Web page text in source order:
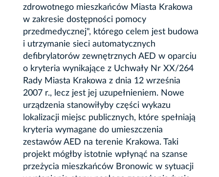
zdrowotnego mieszkańców Miasta Krakowa
w zakresie dostępności pomocy
przedmedycznej", którego celem jest budowa
i utrzymanie sieci automatycznych
defibrylatorów zewnętrznych AED w oparciu
o kryteria wynikające z Uchwały Nr XX/264
Rady Miasta Krakowa z dnia 12 września
2007 r., lecz jest jej uzupełnieniem. Nowe
urządzenia stanowiłyby części wykazu
lokalizacji miejsc publicznych, które spełniają
kryteria wymagane do umieszczenia
zestawów AED na terenie Krakowa. Taki
projekt mógłby istotnie wpłynąć na szanse
przeżycia mieszkańców Bronowic w sytuacji